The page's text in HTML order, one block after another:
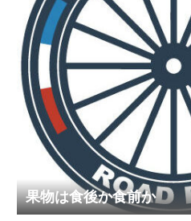
果物は食後か食前か